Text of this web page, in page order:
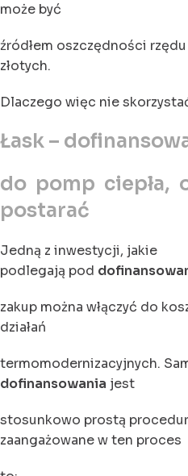
może być
źródłem oszczędności
złotych.
Dlaczego więc nie
Łask –
do pomp ciepła,
postarać
Jedną z inwestycji, jakie
podlegają pod
zakup można włączyć do
działań
termomodernizacyjnych.
dofinansowania jest
stosunkowo prostą
zaangażowane w ten proces